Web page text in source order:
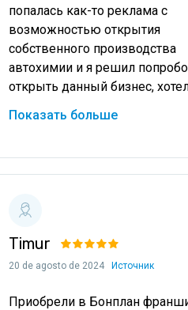
попалась как-то реклама с
возможностью открытия
собственного производства
автохимии и я решил
открыть данный бизнес,
использовать как у себя в
поставлять продукцию
Показать больше
Timur
20 de agosto de 2024 Источник
Приобрели в Бонплан